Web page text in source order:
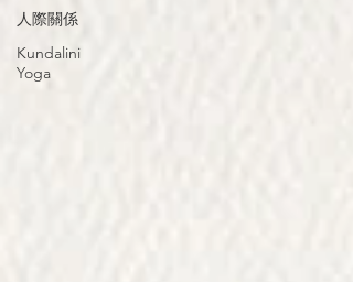
人際關係
Kundalini
Yoga